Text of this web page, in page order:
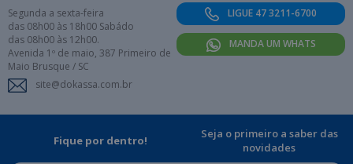
Segunda a sexta-feira
das 08h00 às 18h00 Sabádo
das 08h00 às 12h00.
Avenida 1º de maio, 387 Primeiro de
Maio Brusque / SC
site@dokassa.com.br
LIGUE 47 3211-6700
MANDA UM WHATS
Fique por dentro!
Seja o primeiro a saber das
novidades